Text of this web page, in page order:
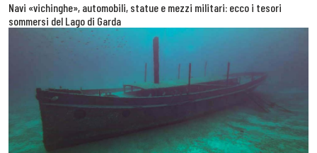
Navi «vichinghe», automobili, statue e mezzi militari: ecco i tesori
sommersi del Lago di Garda